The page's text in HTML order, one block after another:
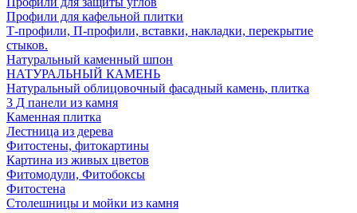
Профили для кафельной плитки
Т-профили, П-профили, вставки, накладки, перекрытие
стыков.
Натуральный каменный шпон
НАТУРАЛЬНЫЙ КАМЕНЬ
Натуральный облицовочный фасадный камень, плитка
3 Д панели из камня
Каменная плитка
Лестница из дерева
Фитостены, фитокартины
Картина из живых цветов
Фитомодули, Фитобоксы
Фитостена
Столешницы и мойки из камня